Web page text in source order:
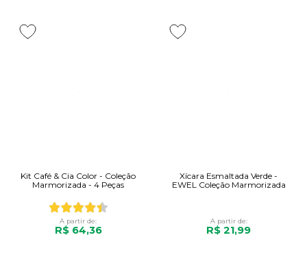
Kit Café & Cia Color - Coleção
Marmorizada - 4 Peças
A partir de:
R$ 64,36
Xícara Esmaltada Verde -
EWEL Coleção Marmorizada
A partir de:
R$ 21,99